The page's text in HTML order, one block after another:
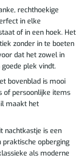
rechthoekige
in elke
of in een hoek. Het
zonder in te boeten
dat het zowel in
plek vindt.
bovenblad is mooi
of persoonlijke items
maakt het
nachtkastje is een
opberging
als moderne